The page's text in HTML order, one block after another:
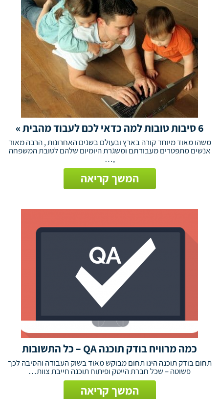
6 סיבות טובות למה כדאי לכם לעבוד מהבית »
משהו מאוד מיוחד קורה בארץ ובעולם בשנים האחרונות , הרבה מאוד
אנשים מתפטרים מעבודתם ומשגרת היומיום שלהם לטובת המשפחה
,…
המשך קריאה
כמה מרוויח בודק תוכנה QA – כל התשובות
תחום בודק תוכנה הינו תחום מבוקש מאוד בשוק העבודה והסיבה לכך
פשוטה – שכל חברת הייטק ופיתוח תוכנה חייבת צוות…
המשך קריאה